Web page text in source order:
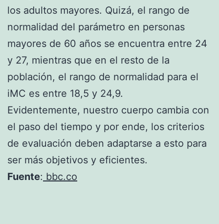
los adultos mayores. Quizá, el rango de
normalidad del parámetro en personas
mayores de 60 años se encuentra entre 24
y 27, mientras que en el resto de la
población, el rango de normalidad para el
iMC es entre 18,5 y 24,9.
Evidentemente, nuestro cuerpo cambia con
el paso del tiempo y por ende, los criterios
de evaluación deben adaptarse a esto para
ser más objetivos y eficientes.
Fuente: bbc.co